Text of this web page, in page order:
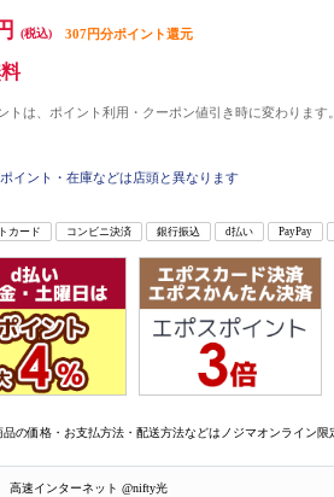
(税込) 307円分ポイント還元
トは、ポイント利用・クーポン値引き時に変わりま
イント・在庫などは店頭と異なります
カード コンビニ決済 銀行振込 d払い PayPay
品の価格・お支払方法・配送方法などはノジマオンライン限
高速インターネット @nifty光